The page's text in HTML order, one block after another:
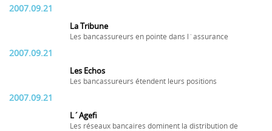
2007.09.21
La Tribune
Les bancassureurs en pointe dans l´assurance
2007.09.21
Les Echos
Les bancassureurs étendent leurs positions
2007.09.21
L´Agefi
Les réseaux bancaires dominent la distribution de